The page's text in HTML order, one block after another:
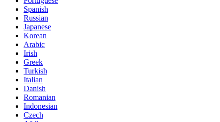
Spanish
Russian
Japanese
Korean
Arabic
Irish
Greek
Turkish
Italian
Danish
Romanian
Indonesian
Czech